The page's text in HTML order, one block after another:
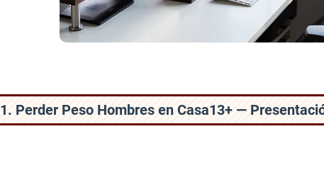
1. Perder Peso Hombres en Casa13+ —